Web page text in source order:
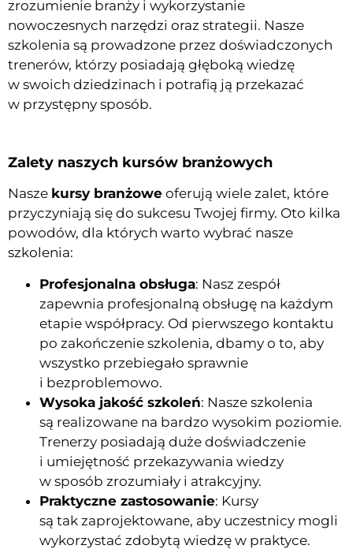
zrozumienie branży i wykorzystanie
nowoczesnych narzędzi oraz strategii. Nasze
szkolenia są prowadzone przez doświadczonych
trenerów, którzy posiadają głęboką wiedzę
w swoich dziedzinach i potrafią ją przekazać
w przystępny sposób.
Zalety naszych kursów branżowych
Nasze kursy branżowe oferują wiele zalet, które
przyczyniają się do sukcesu Twojej firmy. Oto kilka
powodów, dla których warto wybrać nasze
szkolenia:
Profesjonalna obsługa: Nasz zespół
zapewnia profesjonalną obsługę na każdym
etapie współpracy. Od pierwszego kontaktu
po zakończenie szkolenia, dbamy o to, aby
wszystko przebiegało sprawnie
i bezproblemowo.
Wysoka jakość szkoleń: Nasze szkolenia
są realizowane na bardzo wysokim poziomie.
Trenerzy posiadają duże doświadczenie
i umiejętność przekazywania wiedzy
w sposób zrozumiały i atrakcyjny.
Praktyczne zastosowanie: Kursy
są tak zaprojektowane, aby uczestnicy mogli
wykorzystać zdobytą wiedzę w praktyce.